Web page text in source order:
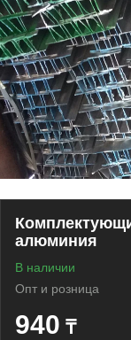
алюминия
В наличии
Опт и розница
940 ₸